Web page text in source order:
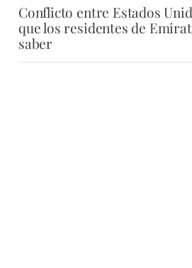
Conflicto entre Estados
que los residentes de
saber